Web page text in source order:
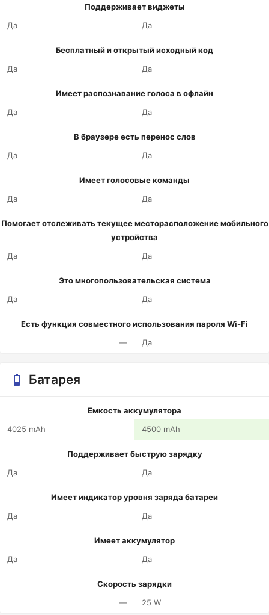
Поддерживает виджеты
Да
Да
Бесплатный и открытый исходный код
Да
Да
Имеет распознавание голоса в офлайн
Да
Да
В браузере есть перенос слов
Да
Да
Имеет голосовые команды
Да
Да
Помогает отслеживать текущее месторасположение мобильного
устройства
Да
Да
Это многопользовательская система
Да
Да
Есть функция совместного использования пароля Wi-Fi
—
Да
Батарея
Емкость аккумулятора
4025 mAh
4500 mAh
Поддерживает быструю зарядку
Да
Да
Имеет индикатор уровня заряда батареи
Да
Да
Имеет аккумулятор
Да
Да
Скорость зарядки
—
25 W